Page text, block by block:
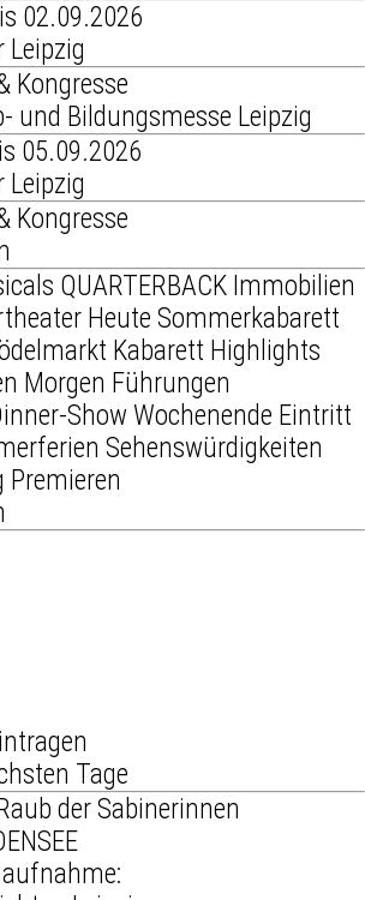
02.09.2026
Leipzig
Kongresse
und Bildungsmesse Leipzig
05.09.2026
Leipzig
Kongresse
QUARTERBACK Immobilien
Heute Sommerkabarett
Kabarett Highlights
Morgen Führungen
Show Wochenende Eintritt
Sehenswürdigkeiten
Premieren
Tage
der Sabinerinnen